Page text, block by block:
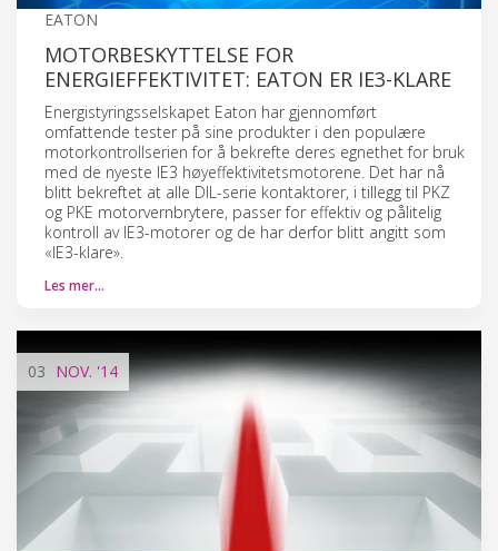
EATON
MOTORBESKYTTELSE FOR
ENERGIEFFEKTIVITET: EATON ER IE3-KLARE
Energistyringsselskapet Eaton har gjennomført
omfattende tester på sine produkter i den populære
motorkontrollserien for å bekrefte deres egnethet for bruk
med de nyeste IE3 høyeffektivitetsmotorene. Det har nå
blitt bekreftet at alle DIL-serie kontaktorer, i tillegg til PKZ
og PKE motorvernbrytere, passer for effektiv og pålitelig
kontroll av IE3-motorer og de har derfor blitt angitt som
«IE3-klare».
Les mer…
03 NOV. '14